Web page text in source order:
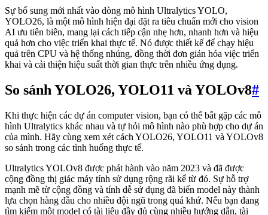
Sự bổ sung mới nhất vào dòng mô hình Ultralytics YOLO,
YOLO26, là một mô hình hiện đại đặt ra tiêu chuẩn mới cho vision
AI ưu tiên biên, mang lại cách tiếp cận nhẹ hơn, nhanh hơn và hiệu
quả hơn cho việc triển khai thực tế. Nó được thiết kế để chạy hiệu
quả trên CPU và hệ thống nhúng, đồng thời đơn giản hóa việc triển
khai và cải thiện hiệu suất thời gian thực trên nhiều ứng dụng.
So sánh YOLO26, YOLO11 và YOLOv8#
Khi thực hiện các dự án computer vision, bạn có thể bắt gặp các mô
hình Ultralytics khác nhau và tự hỏi mô hình nào phù hợp cho dự án
của mình. Hãy cùng xem xét cách YOLO26, YOLO11 và YOLOv8
so sánh trong các tình huống thực tế.
Ultralytics YOLOv8 được phát hành vào năm 2023 và đã được
cộng đồng thị giác máy tính sử dụng rộng rãi kể từ đó. Sự hỗ trợ
mạnh mẽ từ cộng đồng và tính dễ sử dụng đã biến model này thành
lựa chọn hàng đầu cho nhiều đội ngũ trong quá khứ. Nếu bạn đang
tìm kiếm một model có tài liệu đầy đủ cùng nhiều hướng dẫn, tài